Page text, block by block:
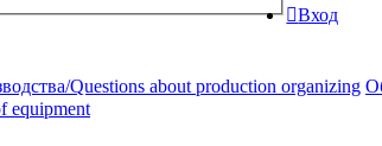
Вход
Questions about production organizing
equipment